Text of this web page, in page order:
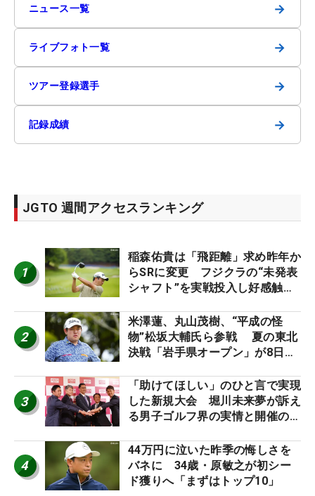
ニュース一覧 →
ライブフォト一覧 →
ツアー登録選手 →
記録成績 →
JGTO 週間アクセスランキング
1
稲森佑貴は「飛距離」求め昨年か
らSRに変更 フジクラの“未発表
シャフト”を実戦投入し好感触
ーのヒトネタ！】
2
米澤蓮、丸山茂樹、“平成の怪
物”松坂大輔氏ら参戦 夏の東北
決戦「岩手県オープン」が8日開
3
「助けてほしい」のひと言で実現
した新規大会 堀川未来夢が訴え
る男子ゴルフ界の実情と開催の舞
4
44万円に泣いた昨季の悔しさを
バネに 34歳・原敏之が初シー
ド獲りへ「まずはトップ10」